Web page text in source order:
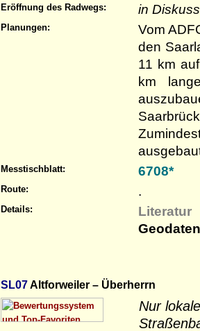
Eröffnung des Radwegs:
in
Planungen:
Vom
den
11 km
km
Messtischblatt: 6708*
Route: .
Details:
Literatur
SL07Altforweiler – Überherrn
Nur